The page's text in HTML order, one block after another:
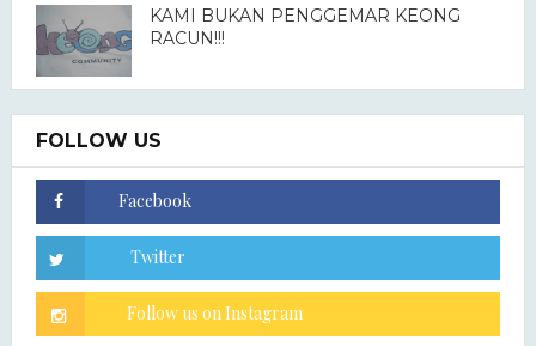
KAMI BUKAN PENGGEMAR KEONG
RACUN!!!
FOLLOW US